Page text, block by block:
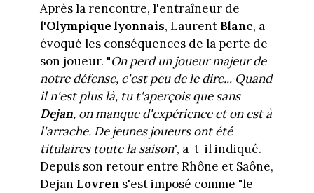
Après la rencontre, l'entraîneur de
l'Olympique lyonnais, Laurent Blanc, a
évoqué les conséquences de la perte de
son joueur. "On perd un joueur majeur de
notre défense, c'est peu de le dire... Quand
il n'est plus là, tu t'aperçois que sans
Dejan, on manque d'expérience et on est à
l'arrache. De jeunes joueurs ont été
titulaires toute la saison", a-t-il indiqué.
Depuis son retour entre Rhône et Saône,
Dejan Lovrens'est imposé comme "le